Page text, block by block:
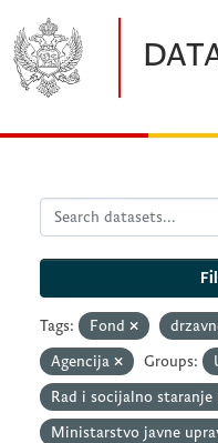
Tags: Fond
Agencija
Groups:
Rad i socijalno staranje
Ministarstvo javne